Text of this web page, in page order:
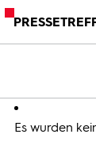
Es wurden